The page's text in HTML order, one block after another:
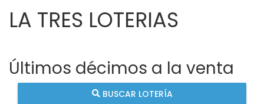
LA TRES LOTERIAS
Últimos décimos a la venta
BUSCAR LOTERÍA